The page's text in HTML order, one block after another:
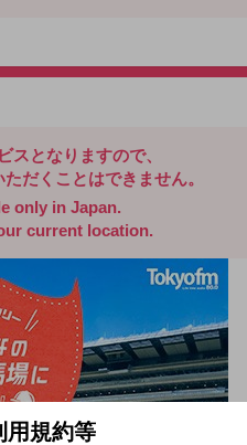
スとなりますので、
だくことはできません。
only in Japan.
current location.
用規約等